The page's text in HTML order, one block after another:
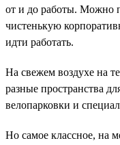
от и до работы. Можно
чистенькую
идти работать.
На свежем воздухе на
разные пространства
велопарковки и
Но самое классное, на